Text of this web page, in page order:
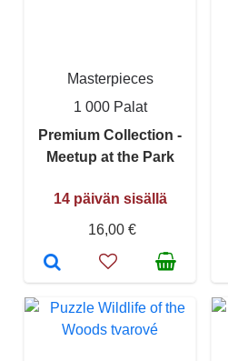
Masterpieces
1 000 Palat
Premium Collection -
Meetup at the Park
14 päivän sisällä
16,00 €